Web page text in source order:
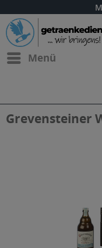
Menü
Grevensteiner